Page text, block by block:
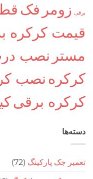
فک
کرکره برقی
نصب درب
نصب
برقیکینگ
جک پارکینگ (72)